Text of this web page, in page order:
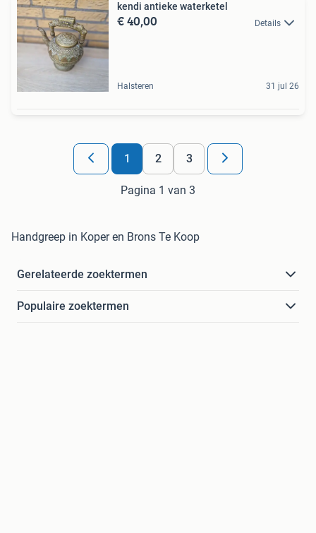
kendi antieke waterketel
€ 40,00 Details
Halsteren 31 jul 26
1 2 3
Pagina 1 van 3
Handgreep in Koper en Brons Te Koop
Gerelateerde zoektermen
Populaire zoektermen